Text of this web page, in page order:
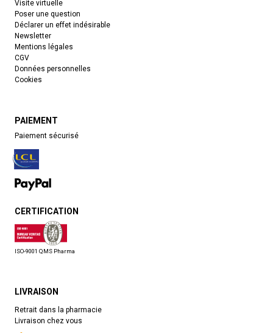
Visite virtuelle
Poser une question
Déclarer un effet indésirable
Newsletter
Mentions légales
CGV
Données personnelles
Cookies
PAIEMENT
Paiement sécurisé
CERTIFICATION
ISO-9001 QMS Pharma
LIVRAISON
Retrait dans la pharmacie
Livraison chez vous